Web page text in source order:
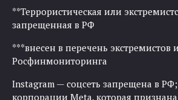
**Террористическая или
запрещенная в РФ
***внесен в перечень экстремистов
Росфинмониторинга
Instagram — соцсеть запрещена в
корпорации Meta, которая